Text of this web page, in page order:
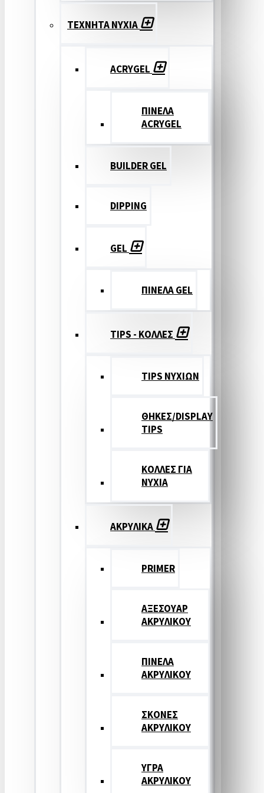
ΤΕΧΝΗΤΑ ΝΥΧΙΑ
ACRYGEL
ΠΙΝΕΛΑ
ACRYGEL
BUILDER GEL
DIPPING
GEL
ΠΙΝΕΛΑ GEL
TIPS - ΚΟΛΛΕΣ
TIPS ΝΥΧΙΩΝ
ΘΗΚΕΣ/DISPLAY
TIPS
ΚΟΛΛΕΣ ΓΙΑ
ΝΥΧΙΑ
ΑΚΡΥΛΙΚΑ
PRIMER
ΑΞΕΣΟΥΑΡ
ΑΚΡΥΛΙΚΟΥ
ΠΙΝΕΛΑ
ΑΚΡΥΛΙΚΟΥ
ΣΚΟΝΕΣ
ΑΚΡΥΛΙΚΟΥ
ΥΓΡΑ
ΑΚΡΥΛΙΚΟΥ